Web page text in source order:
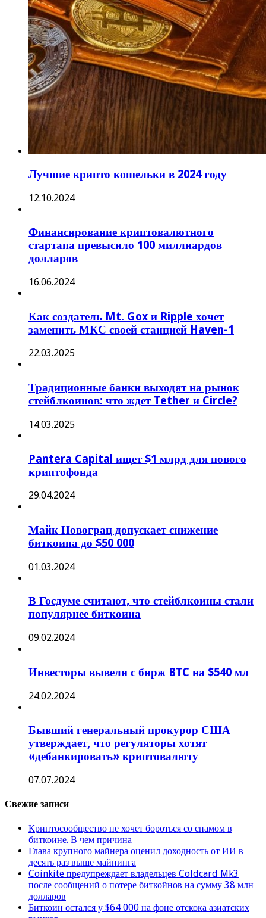
Лучшие крипто кошельки в 2024 году
12.10.2024
Финансирование криптовалютного
стартапа превысило 100 миллиардов
долларов
16.06.2024
Как создатель Mt. Gox и Ripple хочет
заменить МКС своей станцией Haven-1
22.03.2025
Традиционные банки выходят на рынок
стейблкоинов: что ждет Tether и Circle?
14.03.2025
Pantera Capital ищет $1 млрд для нового
криптофонда
29.04.2024
Майк Новограц допускает снижение
биткоина до $50 000
01.03.2024
В Госдуме считают, что стейблкоины стали
популярнее биткоина
09.02.2024
Инвесторы вывели с бирж BTC на $540 мл
24.02.2024
Бывший генеральный прокурор США
утверждает, что регуляторы хотят
«дебанкировать» криптовалюту
07.07.2024
Свежие записи
Криптосообщество не хочет бороться со спамом в
биткоине. В чем причина
Глава крупного майнера оценил доходность от ИИ в
десять раз выше майнинга
Coinkite предупреждает владельцев Coldcard Mk3
после сообщений о потере биткойнов на сумму 38 млн
долларов
Биткоин остался у $64 000 на фоне отскока азиатских